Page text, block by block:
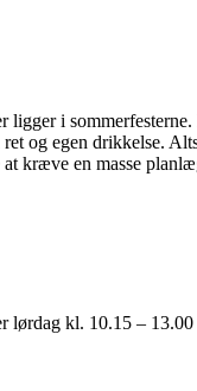
i
og egen drikkelse.
kræve en masse
lørdag kl. 10.15 –